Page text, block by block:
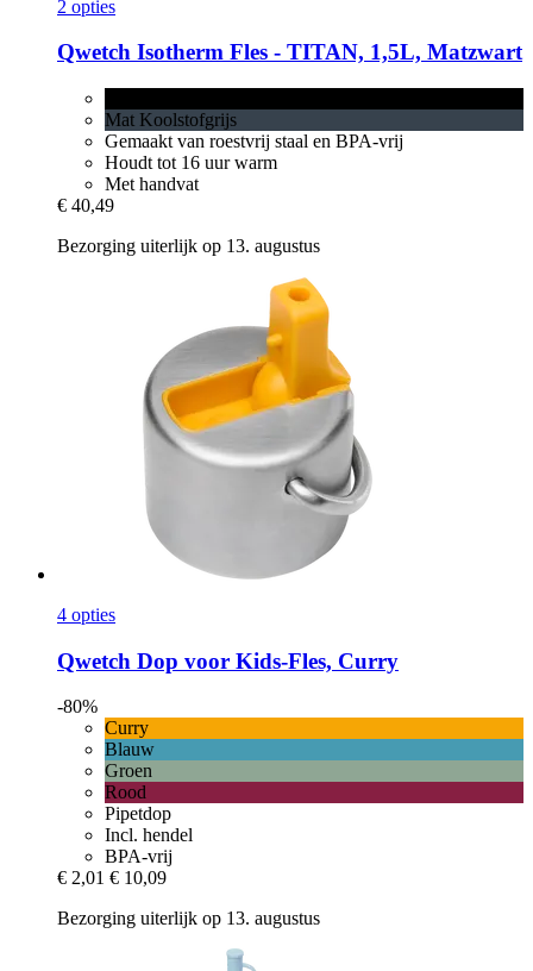
2 opties
Qwetch Isotherm Fles -​ TITAN, 1,5L, Matzwart
Mat Koolstofgrijs
Gemaakt van roestvrij staal en BPA-vrij
Houdt tot 16 uur warm
Met handvat
€ 40,49
Bezorging uiterlijk op 13. augustus
4 opties
Qwetch Dop voor Kids-​Fles, Curry
-80%
Curry
Blauw
Groen
Rood
Pipetdop
Incl. hendel
BPA-vrij
€ 2,01 € 10,09
Bezorging uiterlijk op 13. augustus